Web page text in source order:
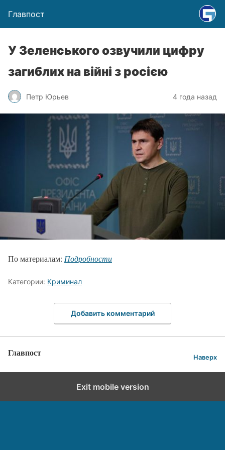
Главпост
У Зеленського озвучили цифру
загиблих на війні з росією
Петр Юрьев 4 года назад
По материалам: Подробности
Категории: Криминал
Добавить комментарий
Главпост Наверх
Exit mobile version